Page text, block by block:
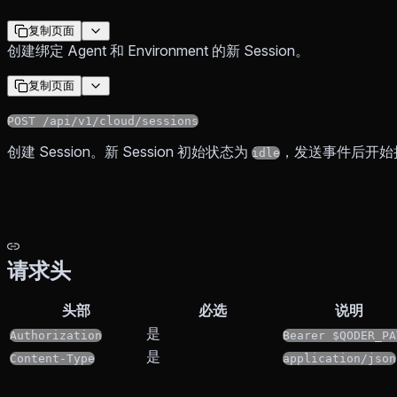
复制页面
创建绑定 Agent 和 Environment 的新 Session。
复制页面
POST /api/v1/cloud/sessions
创建 Session。新 Session 初始状态为 idle ，发送事件后开始
请求头
头部 必选 说明
Authorization 是
Bearer
Content-Type
是 application/json